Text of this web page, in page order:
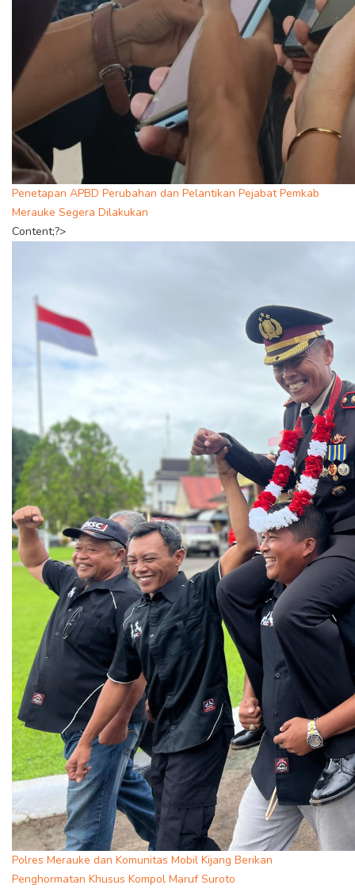
Penetapan APBD Perubahan dan Pelantikan Pejabat Pemkab
Merauke Segera Dilakukan
Content;?>
Polres Merauke dan Komunitas Mobil Kijang Berikan
Penghormatan Khusus Kompol Maruf Suroto